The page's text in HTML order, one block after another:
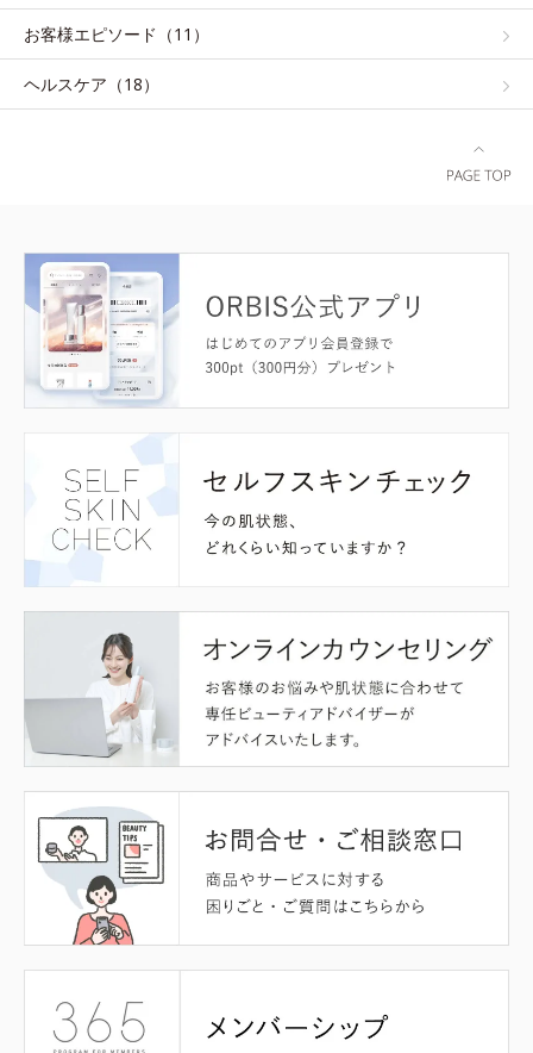
お客様エピソード（11）
ヘルスケア（18）